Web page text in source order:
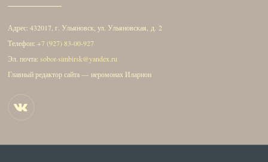
Адрес: 432017, г. Ульяновск, ул. Ульяновская, д. 2
Телефон:+7 (927) 83-00-927
Эл. почта: sobor-simbirsk@yandex.ru
Главный редактор сайта — иеромонах Иларион